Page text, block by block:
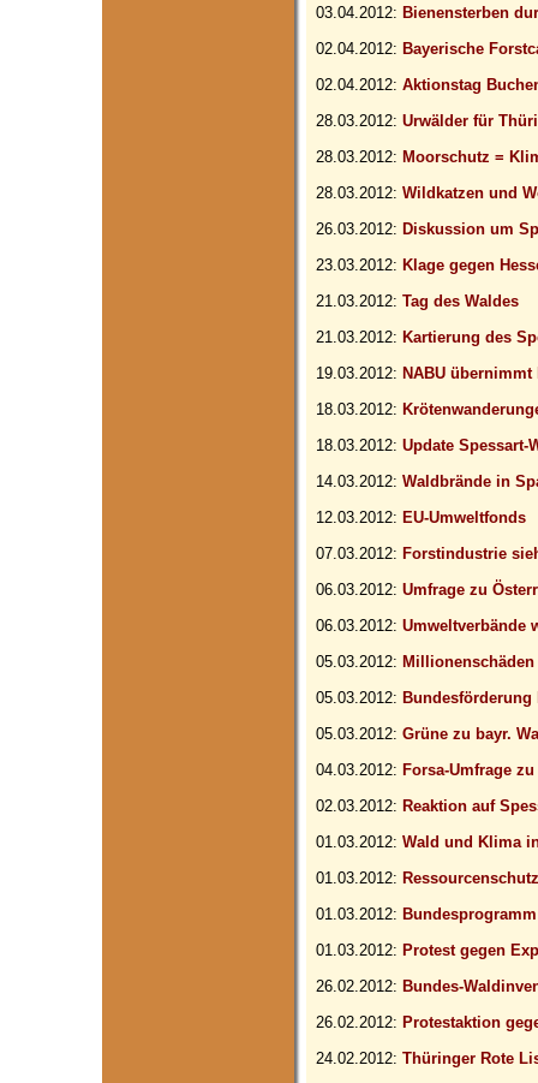
03.04.2012: Bienensterben
02.04.2012: Bayerische
02.04.2012: Aktionstag
28.03.2012: Urwälder für
28.03.2012: Moorschutz =
28.03.2012: Wildkatzen und
26.03.2012: Diskussion um
23.03.2012: Klage gegen
21.03.2012: Tag des Waldes
21.03.2012: Kartierung des
19.03.2012: NABU übernimmt
18.03.2012:
18.03.2012: Update Spessart-
14.03.2012: Waldbrände in
12.03.2012: EU-Umweltfonds
07.03.2012: Forstindustrie
06.03.2012: Umfrage zu
06.03.2012: Umweltverbände
05.03.2012:
05.03.2012:
05.03.2012: Grüne zu bayr.
04.03.2012: Forsa-Umfrage
02.03.2012: Reaktion auf
01.03.2012: Wald und Klima
01.03.2012:
01.03.2012:
01.03.2012: Protest gegen
26.02.2012: Bundes-
26.02.2012: Protestaktion
24.02.2012: Thüringer Rote